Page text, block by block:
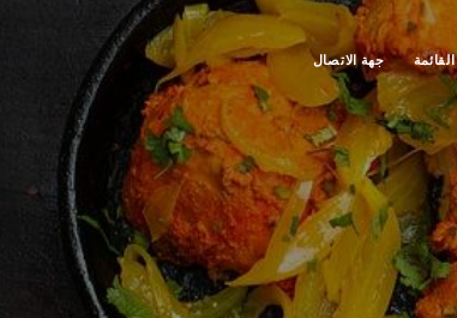
القائمة جهة الاتصال